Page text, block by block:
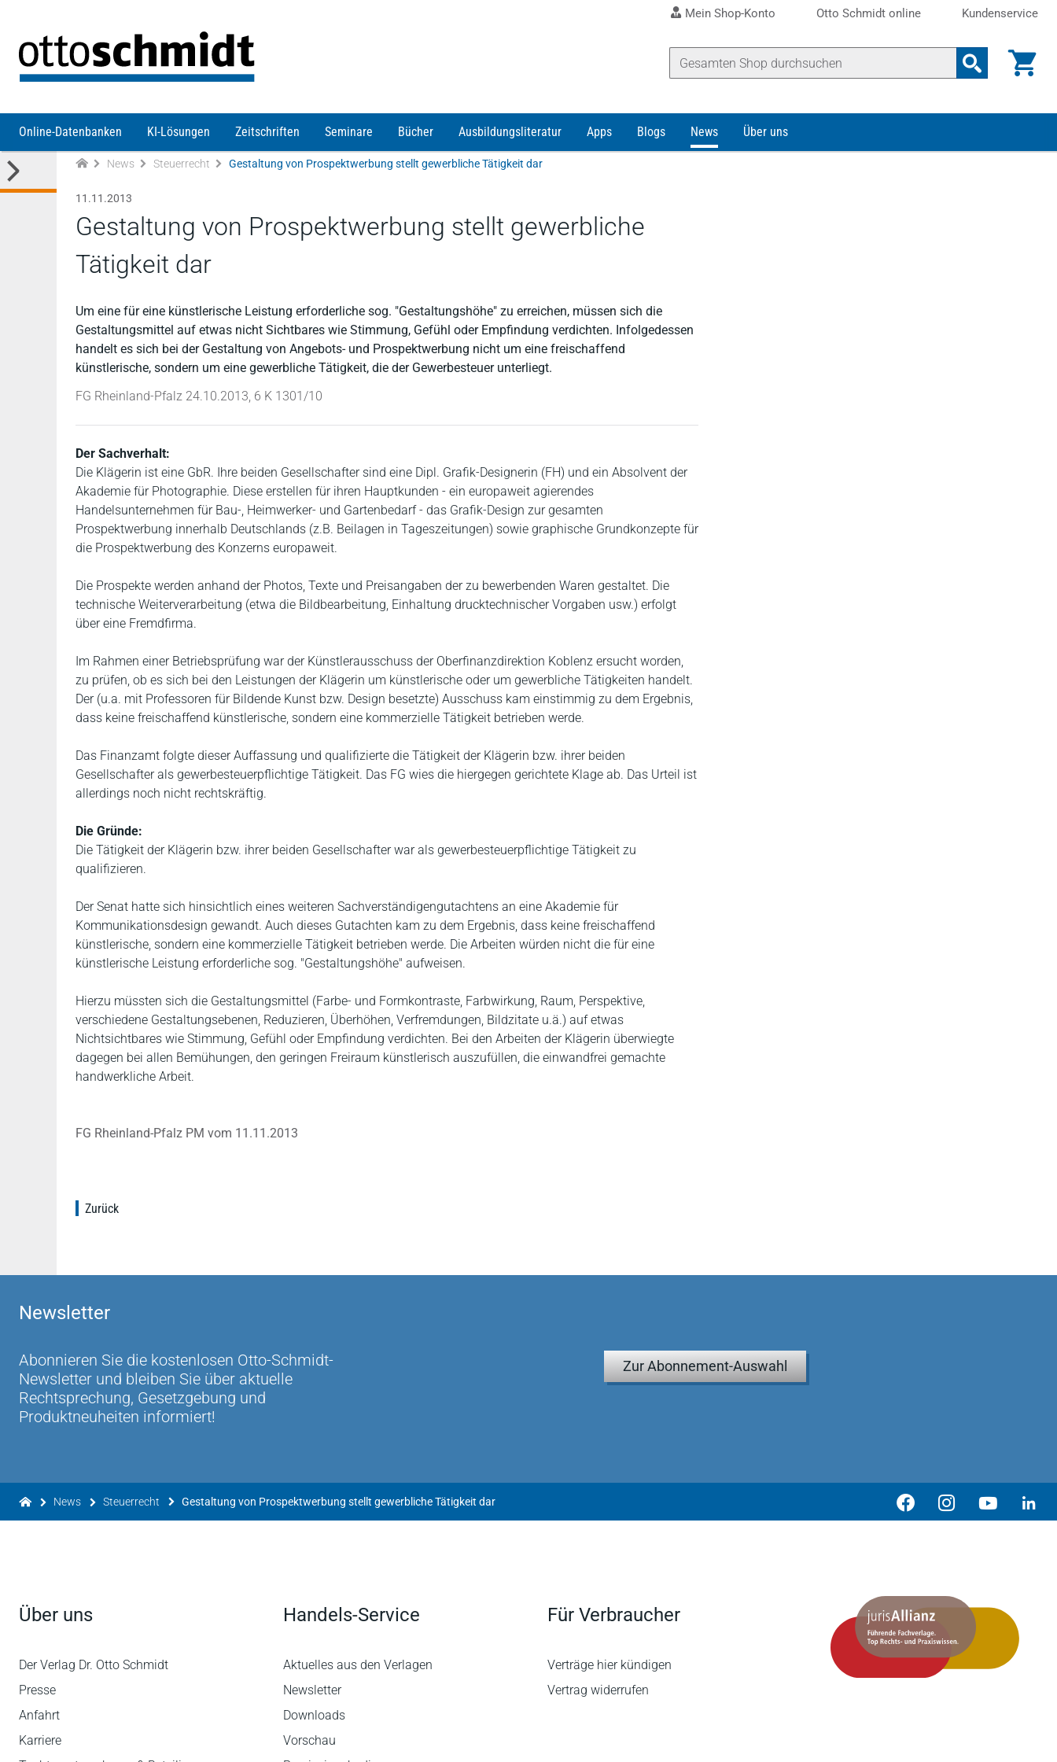
Mein Shop-Konto Otto Schmidt online Kundenservice
Online-Datenbanken KI-Lösungen Zeitschriften Seminare Bücher Ausbildungsliteratur Apps Blogs News Über uns
News Steuerrecht Gestaltung von Prospektwerbung stellt gewerbliche Tätigkeit dar
11.11.2013
Gestaltung von Prospektwerbung stellt gewerbliche
Tätigkeit dar
Um eine für eine künstlerische Leistung erforderliche sog. "Gestaltungshöhe" zu erreichen, müssen sich die
Gestaltungsmittel auf etwas nicht Sichtbares wie Stimmung, Gefühl oder Empfindung verdichten. Infolgedessen
handelt es sich bei der Gestaltung von Angebots- und Prospektwerbung nicht um eine freischaffend
künstlerische, sondern um eine gewerbliche Tätigkeit, die der Gewerbesteuer unterliegt.
FG Rheinland-Pfalz 24.10.2013, 6 K 1301/10
Der Sachverhalt:
Die Klägerin ist eine GbR. Ihre beiden Gesellschafter sind eine Dipl. Grafik-Designerin (FH) und ein Absolvent der
Akademie für Photographie. Diese erstellen für ihren Hauptkunden - ein europaweit agierendes
Handelsunternehmen für Bau-, Heimwerker- und Gartenbedarf - das Grafik-Design zur gesamten
Prospektwerbung innerhalb Deutschlands (z.B. Beilagen in Tageszeitungen) sowie graphische Grundkonzepte für
die Prospektwerbung des Konzerns europaweit.
Die Prospekte werden anhand der Photos, Texte und Preisangaben der zu bewerbenden Waren gestaltet. Die
technische Weiterverarbeitung (etwa die Bildbearbeitung, Einhaltung drucktechnischer Vorgaben usw.) erfolgt
über eine Fremdfirma.
Im Rahmen einer Betriebsprüfung war der Künstlerausschuss der Oberfinanzdirektion Koblenz ersucht worden,
zu prüfen, ob es sich bei den Leistungen der Klägerin um künstlerische oder um gewerbliche Tätigkeiten handelt.
Der (u.a. mit Professoren für Bildende Kunst bzw. Design besetzte) Ausschuss kam einstimmig zu dem Ergebnis,
dass keine freischaffend künstlerische, sondern eine kommerzielle Tätigkeit betrieben werde.
Das Finanzamt folgte dieser Auffassung und qualifizierte die Tätigkeit der Klägerin bzw. ihrer beiden
Gesellschafter als gewerbesteuerpflichtige Tätigkeit. Das FG wies die hiergegen gerichtete Klage ab. Das Urteil ist
allerdings noch nicht rechtskräftig.
Die Gründe:
Die Tätigkeit der Klägerin bzw. ihrer beiden Gesellschafter war als gewerbesteuerpflichtige Tätigkeit zu
qualifizieren.
Der Senat hatte sich hinsichtlich eines weiteren Sachverständigengutachtens an eine Akademie für
Kommunikationsdesign gewandt. Auch dieses Gutachten kam zu dem Ergebnis, dass keine freischaffend
künstlerische, sondern eine kommerzielle Tätigkeit betrieben werde. Die Arbeiten würden nicht die für eine
künstlerische Leistung erforderliche sog. "Gestaltungshöhe" aufweisen.
Hierzu müssten sich die Gestaltungsmittel (Farbe- und Formkontraste, Farbwirkung, Raum, Perspektive,
verschiedene Gestaltungsebenen, Reduzieren, Überhöhen, Verfremdungen, Bildzitate u.ä.) auf etwas
Nichtsichtbares wie Stimmung, Gefühl oder Empfindung verdichten. Bei den Arbeiten der Klägerin überwiegte
dagegen bei allen Bemühungen, den geringen Freiraum künstlerisch auszufüllen, die einwandfrei gemachte
handwerkliche Arbeit.
FG Rheinland-Pfalz PM vom 11.11.2013
Zurück
Newsletter
Abonnieren Sie die kostenlosen Otto-Schmidt-
Newsletter und bleiben Sie über aktuelle
Rechtsprechung, Gesetzgebung und
Produktneuheiten informiert!
Zur Abonnement-Auswahl
News Steuerrecht Gestaltung von Prospektwerbung stellt gewerbliche Tätigkeit dar
Über uns
Der Verlag Dr. Otto Schmidt
Presse
Anfahrt
Karriere
Handels-Service
Aktuelles aus den Verlagen
Newsletter
Downloads
Vorschau
Für Verbraucher
Verträge hier kündigen
Vertrag widerrufen